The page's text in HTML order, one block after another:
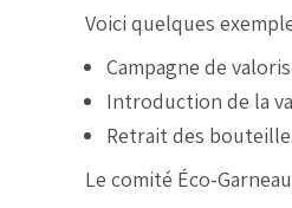
Voici quelques
Campagne de
Introduction de la
Retrait des
Le comité Éco-